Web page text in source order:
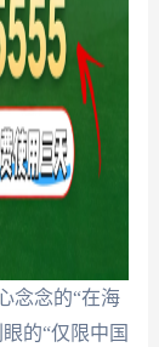
念念的“在海
的“仅限中国